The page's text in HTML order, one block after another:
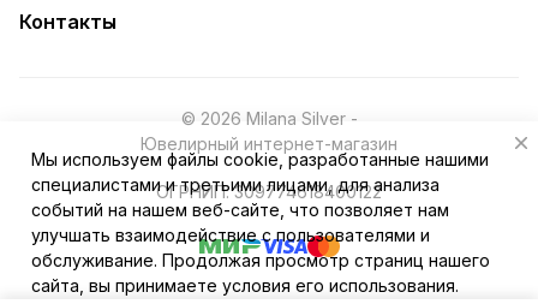
Контакты
© 2026 Milana Silver -
Ювелирный интернет-магазин
ОГРНИП: 309774618400122
Мы используем файлы cookie, разработанные нашими
специалистами и третьими лицами, для анализа
событий на нашем веб-сайте, что позволяет нам
улучшать взаимодействие с пользователями и
обслуживание. Продолжая просмотр страниц нашего
сайта, вы принимаете условия его использования.